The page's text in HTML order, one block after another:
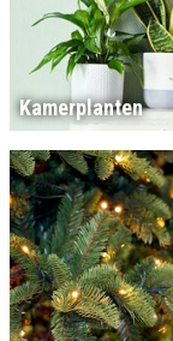
Kamerplanten